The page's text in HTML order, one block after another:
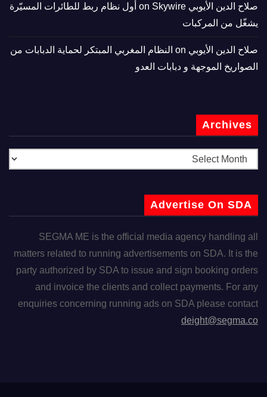
صلاح الدين الأيوبي
Skywire أول نظام ربط للطائرات المسيّرة
يشغّل من المركبات
صلاح الدين الأيوبي
النظام المغربي المبتكر لحماية الدبابات من
الصواريخ الموجهة و دبابات العدو
Archives
Advertise On SDA
SEGMA ME is the official media agency handling all
matters related to running advertisements on SDA. It is the
party authorized by SDA to issue and sign booking orders
and invoice the clients and collect payments. For any
enquiries concerning running ads on SDA please contact
deight@segma.co